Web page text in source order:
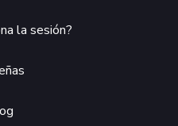
la sesión?